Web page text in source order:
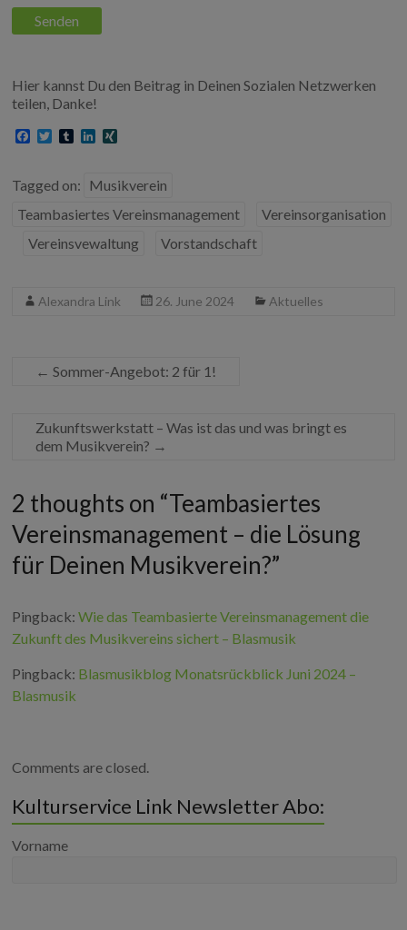
Hier kannst Du den Beitrag in Deinen Sozialen Netzwerken
teilen, Danke!
e
b
o
o
k
t
t
e
r
T
b
l
r
k
e
d
I
n
G
Tagged on: Musikverein
Teambasiertes Vereinsmanagement
Vereinsorganisation
Vereinsvewaltung
Vorstandschaft
Alexandra Link 26. June 2024 Aktuelles
← Sommer-Angebot: 2 für 1!
Zukunftswerkstatt – Was ist das und was bringt es
dem Musikverein? →
2 thoughts on “Teambasiertes
Vereinsmanagement – die Lösung
für Deinen Musikverein?”
Pingback:Wie das Teambasierte Vereinsmanagement die
Zukunft des Musikvereins sichert – Blasmusik
Pingback: Blasmusikblog Monatsrückblick Juni 2024 –
Blasmusik
Comments are closed.
Kulturservice Link Newsletter Abo:
Vorname